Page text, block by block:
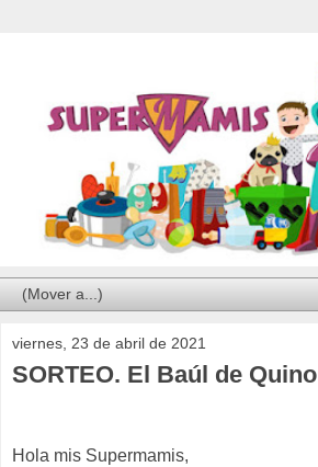
viernes, 23 de abril de 2021
SORTEO. El Baúl de Quino
Hola mis Supermamis,